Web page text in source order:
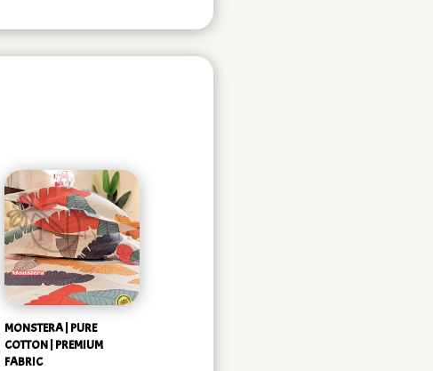
MONSTERA | PURE
COTTON | PREMIUM
FABRIC